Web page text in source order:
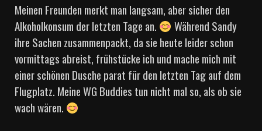
Meinen Freunden merkt man langsam, aber sicher den
Alkoholkonsum der letzten Tage an.
Während Sandy
ihre Sachen zusammenpackt, da sie heute leider schon
vormittags abreist, frühstücke ich und mache mich mit
einer schönen Dusche parat für den letzten Tag auf dem
Flugplatz. Meine WG Buddies tun nicht mal so, als ob sie
wach wären.